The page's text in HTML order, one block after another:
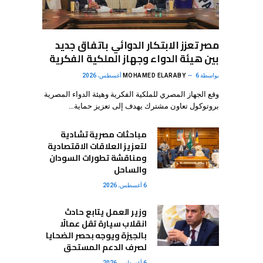
مصر تعزز الابتكار الدوائي باتفاق جديد
بين هيئة الدواء وجهاز الملكية الفكرية
بواسطة MOHAMED ELARABY 6 أغسطس، 2026
وقع الجهاز المصري للملكية الفكرية وهيئة الدواء المصرية
بروتوكول تعاون مشترك يهدف إلى تعزيز حماية…
مباحثات مصرية تشادية
لتعزيز العلاقات الاقتصادية
ومناقشة تطورات السودان
والساحل
6 أغسطس، 2026
وزير العمل يتابع حادث
انقلاب سيارة تقل عمالًا
بالجيزة ويوجه بحصر الضحايا
لصرف الدعم المستحق